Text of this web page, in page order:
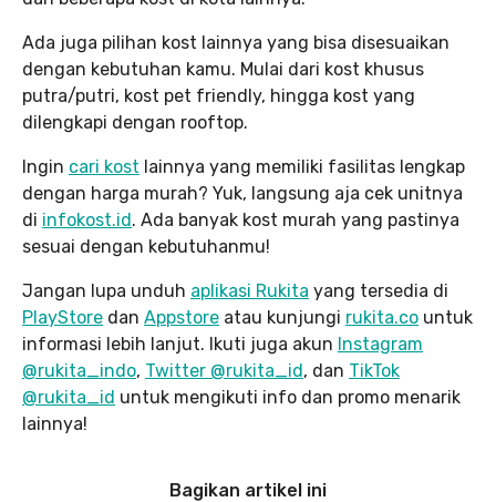
Ada juga pilihan kost lainnya yang bisa disesuaikan
dengan kebutuhan kamu. Mulai dari kost khusus
putra/putri, kost pet friendly, hingga kost yang
dilengkapi dengan rooftop.
Ingin cari kost lainnya yang memiliki fasilitas lengkap
dengan harga murah? Yuk, langsung aja cek unitnya
di infokost.id. Ada banyak kost murah yang pastinya
sesuai dengan kebutuhanmu!
Jangan lupa unduh aplikasi Rukita yang tersedia di
PlayStore dan Appstore atau kunjungi rukita.co untuk
informasi lebih lanjut. Ikuti juga akun Instagram
@rukita_indo, Twitter @rukita_id, dan TikTok
@rukita_id untuk mengikuti info dan promo menarik
lainnya!
Bagikan artikel ini